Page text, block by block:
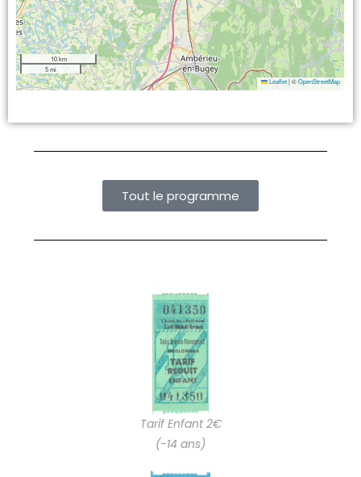
10 km
5 mi
Leaflet |©OpenStreetMap
Tout le programme
Tarif Enfant 2€
(-14 ans)